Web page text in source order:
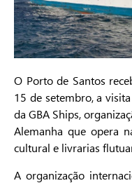
O Porto de Santos
15 de setembro, a
da GBA Ships,
Alemanha que opera
cultural e livrarias
A organização